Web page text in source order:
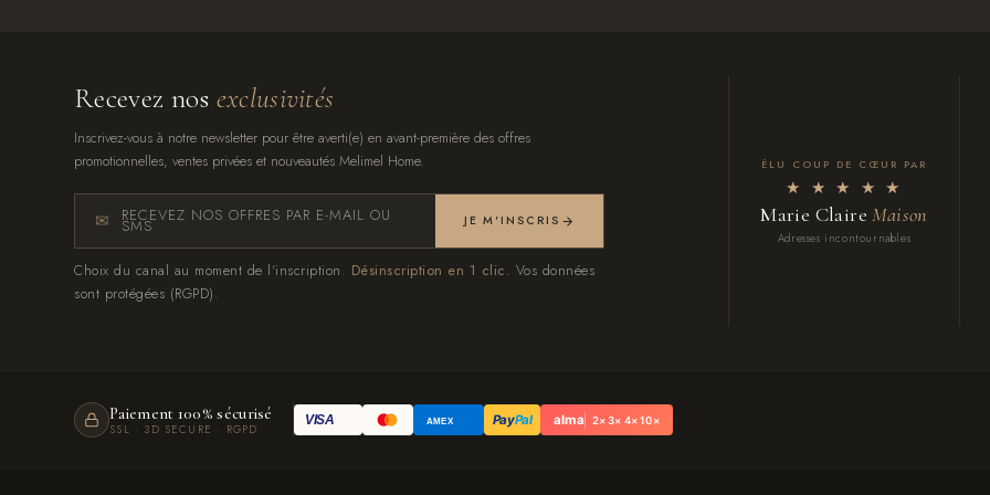
Recevez nos exclusivités
Inscrivez-vous à notre newsletter pour être averti(e) en avant-première des offres
promotionnelles, ventes privées et nouveautés Melimel Home.
RECEVEZ NOS OFFRES PAR E-MAIL OU
SMS JE M'INSCRIS
Choix du canal au moment de l'inscription. Désinscription en 1 clic. Vos données
sont protégées (RGPD).
ÉLU COUP DE CŒUR PAR
★ ★ ★ ★ ★
Marie ClaireMaison
Adresses incontournables
Paiement 100% sécurisé
SSL · 3D SECURE · RGPD
VISA AMEX PayPal alma 2× 3× 4× 10×